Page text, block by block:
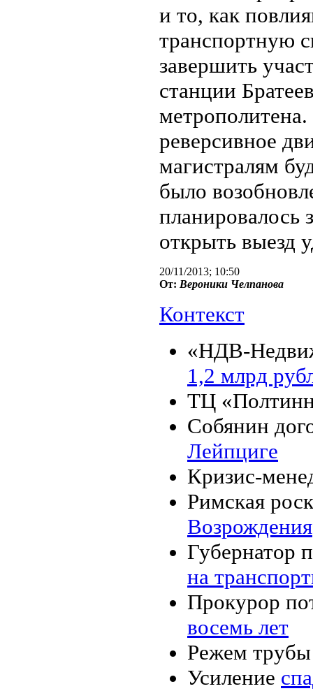
и то, как
транспортную
завершить
станции
реверсивное
магистралям
было
планировалось
открыть выезд
20/11/2013; 10:50
От: Вероники Челпановa
Контекст
«НДВ-
1,2 млрд
ТЦ
Собянин
Лейпциге
Кризис-
Римская
Возрождения
Губернатор
на
Прокурор
восемь лет
Режем
Усиление